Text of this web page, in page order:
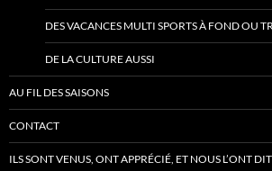
DES VACANCES MULTI SPORTS À FOND OU
DE LA CULTURE AUSSI
AU FIL DES SAISONS
CONTACT
ILS SONT VENUS, ONT APPRÉCIÉ, ET NOUS L’ONT